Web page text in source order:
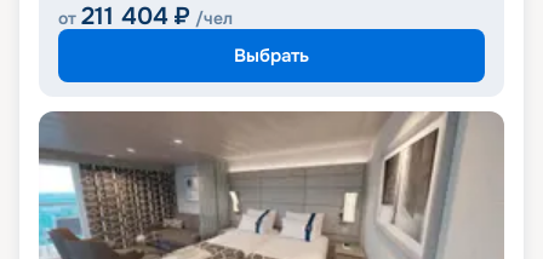
от 211 404 ₽ /чел
Выбрать